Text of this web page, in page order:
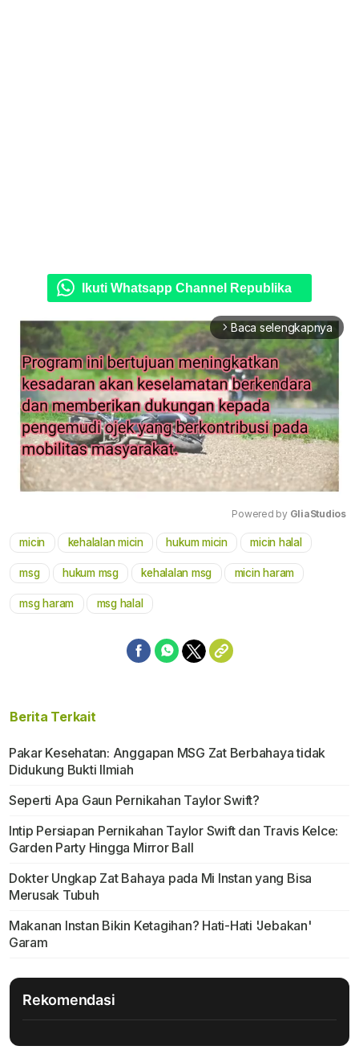
Ikuti Whatsapp Channel Republika
arrow_forward_ios Baca selengkapnya
Mute
Powered by GliaStudios
micin kehalalan micin hukum micin micin halal
msg hukum msg kehalalan msg micin haram
msg haram msg halal
Berita Terkait
Pakar Kesehatan: Anggapan MSG Zat Berbahaya tidak
Didukung Bukti Ilmiah
Seperti Apa Gaun Pernikahan Taylor Swift?
Intip Persiapan Pernikahan Taylor Swift dan Travis Kelce:
Garden Party Hingga Mirror Ball
Dokter Ungkap Zat Bahaya pada Mi Instan yang Bisa
Merusak Tubuh
Makanan Instan Bikin Ketagihan? Hati-Hati 'Jebakan'
Garam
Rekomendasi